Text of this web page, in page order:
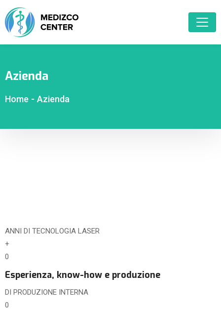
Azienda
Home - Azienda
ANNI DI TECNOLOGIA LASER
+
0
Esperienza, know-how e produzione
DI PRODUZIONE INTERNA
0